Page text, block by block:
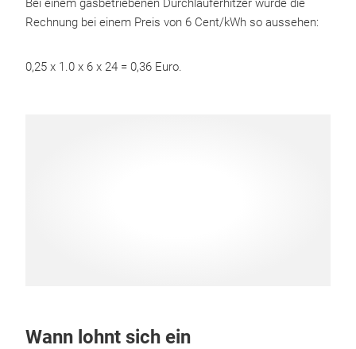
Bei einem gasbetriebenen Durchlauferhitzer würde die
Rechnung bei einem Preis von 6 Cent/kWh so aussehen:
0,25 x 1.0 x 6 x 24 = 0,36 Euro.
Wann lohnt sich ein